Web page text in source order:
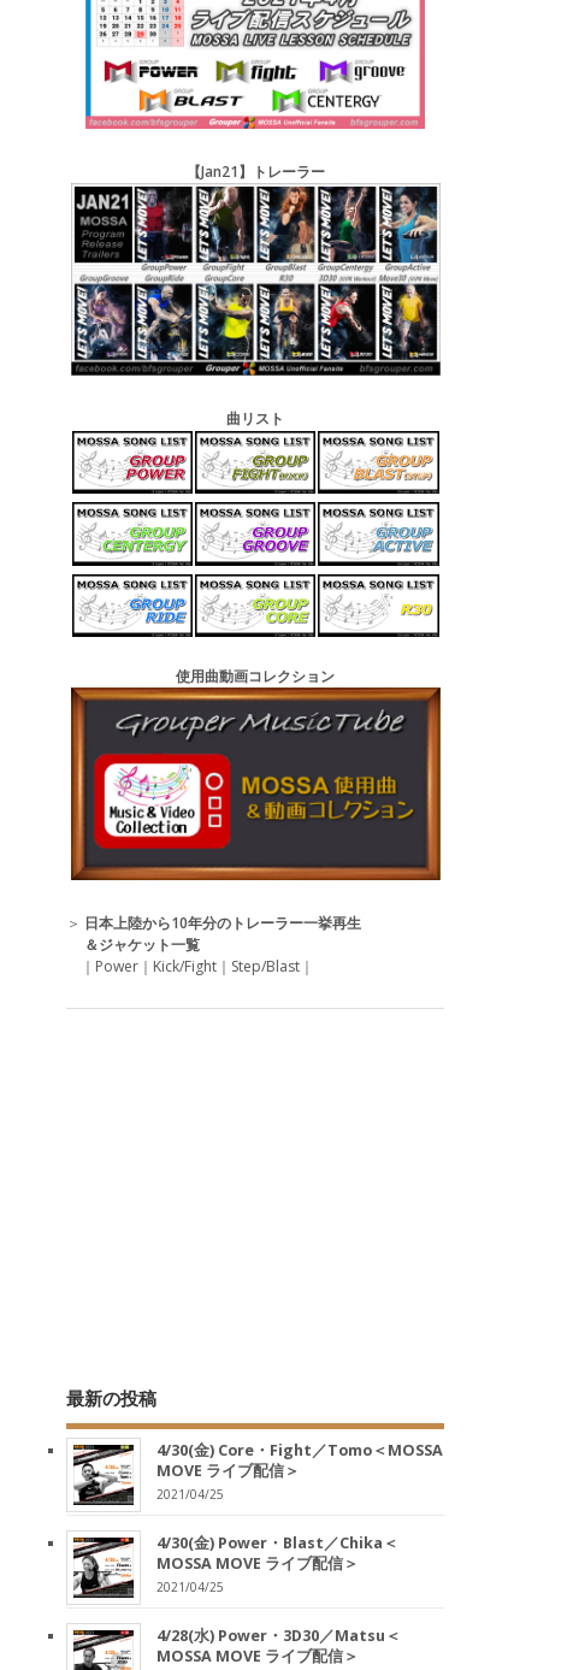
【Jan21】トレーラー
曲リスト
使用曲動画コレクション
＞ 日本上陸から10年分のトレーラー一挙再生
＆ジャケット一覧
｜ Power ｜ Kick/Fight ｜ Step/Blast ｜
最新の投稿
4/30(金) Core・Fight／Tomo＜MOSSA
MOVE ライブ配信＞
2021/04/25
4/30(金) Power・Blast／Chika＜
MOSSA MOVE ライブ配信＞
2021/04/25
4/28(水) Power・3D30／Matsu＜
MOSSA MOVE ライブ配信＞